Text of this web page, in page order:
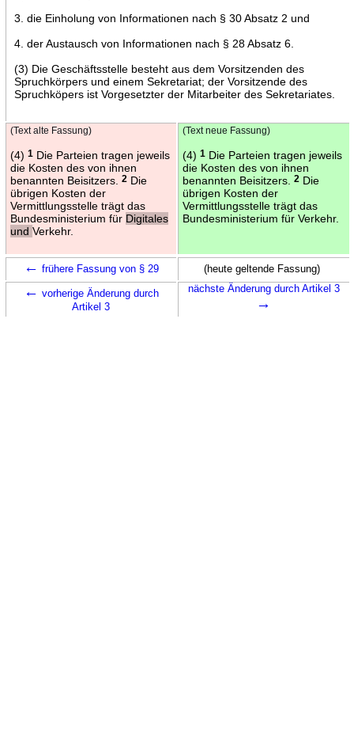
3. die Einholung von Informationen nach § 30 Absatz 2 und
4. der Austausch von Informationen nach § 28 Absatz 6.
(3) Die Geschäftsstelle besteht aus dem Vorsitzenden des
Spruchkörpers und einem Sekretariat; der Vorsitzende des
Spruchköpers ist Vorgesetzter der Mitarbeiter des Sekretariates.
(Text alte Fassung)
(4) 1Die Parteien tragen jeweils
die Kosten des von ihnen
benannten Beisitzers.
2Die
übrigen Kosten der
Vermittlungsstelle trägt das
Bundesministerium für Digitales
und Verkehr.
(Text neue Fassung)
(4) 1Die Parteien tragen jeweils
die Kosten des von ihnen
benannten Beisitzers.
2Die
übrigen Kosten der
Vermittlungsstelle trägt das
Bundesministerium für Verkehr.
← frühere Fassung von § 29 (heute geltende Fassung)
← vorherige Änderung durch
Artikel 3
nächste Änderung durch Artikel 3
→